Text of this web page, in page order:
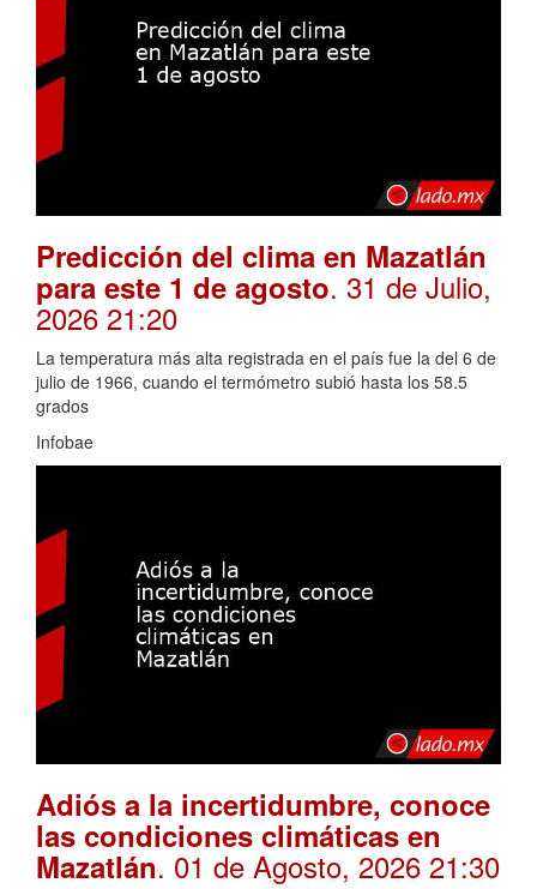
Predicción del clima en Mazatlán
para este 1 de agosto. 31 de Julio,
2026 21:20
La temperatura más alta registrada en el país fue la del 6 de
julio de 1966, cuando el termómetro subió hasta los 58.5
grados
Infobae
Adiós a la incertidumbre, conoce
las condiciones climáticas en
Mazatlán. 01 de Agosto, 2026 21:30